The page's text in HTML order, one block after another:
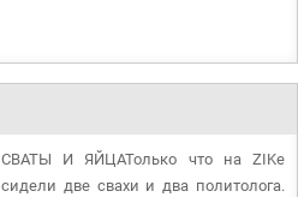
СВАТЫ И ЯЙЦАТолько что на ZIKе
сидели две свахи и два политолога.